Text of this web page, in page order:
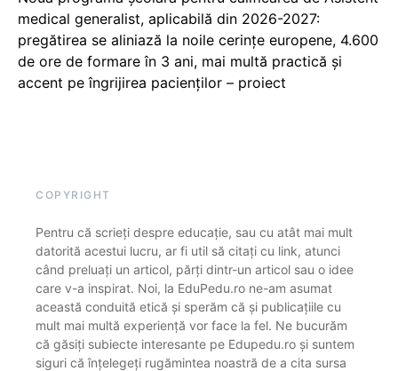
medical generalist, aplicabilă din 2026-2027:
pregătirea se aliniază la noile cerințe europene, 4.600
de ore de formare în 3 ani, mai multă practică și
accent pe îngrijirea pacienților – proiect
COPYRIGHT
Pentru că scrieți despre educație, sau cu atât mai mult
datorită acestui lucru, ar fi util să citați cu link, atunci
când preluați un articol, părți dintr-un articol sau o idee
care v-a inspirat. Noi, la EduPedu.ro ne-am asumat
această conduită etică și sperăm că și publicațiile cu
mult mai multă experiență vor face la fel. Ne bucurăm
că găsiți subiecte interesante pe Edupedu.ro și suntem
siguri că înțelegeți rugămintea noastră de a cita sursa